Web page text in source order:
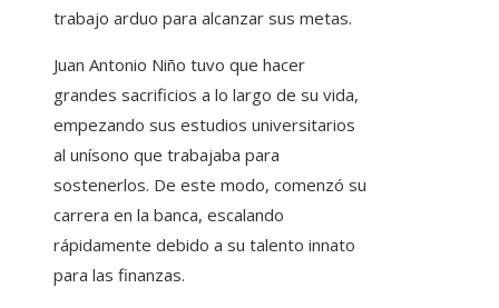
trabajo arduo para alcanzar sus metas.
Juan Antonio Niño tuvo que hacer
grandes sacrificios a lo largo de su vida,
empezando sus estudios universitarios
al unísono que trabajaba para
sostenerlos. De este modo, comenzó su
carrera en la banca, escalando
rápidamente debido a su talento innato
para las finanzas.